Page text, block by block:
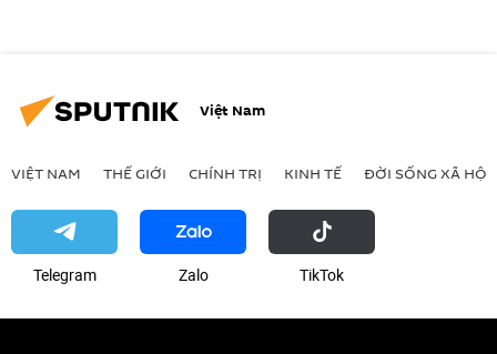
Việt Nam
VIỆT NAM THẾ GIỚI CHÍNH TRỊ KINH TẾ ĐỜI SỐNG XÃ HỘI
Telegram Zalo ТikТоk